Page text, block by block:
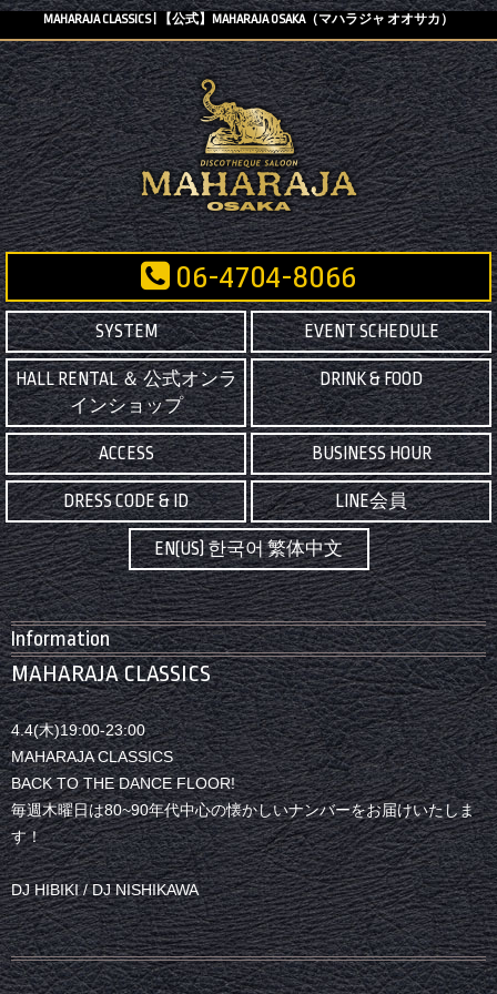
MAHARAJA CLASSICS | 【公式】MAHARAJA OSAKA（マハラジャ オオサカ）
06-4704-8066
SYSTEM EVENT SCHEDULE
HALL RENTAL ＆ 公式オンラ
インショップ
DRINK & FOOD
ACCESS BUSINESS HOUR
DRESS CODE & ID LINE会員
EN(US) 한국어 繁体中文
Information
MAHARAJA CLASSICS
4.4(木)19:00-23:00
MAHARAJA CLASSICS
BACK TO THE DANCE FLOOR!
毎週木曜日は80~90年代中心の懐かしいナンバーをお届けいたしま
す！
DJ HIBIKI / DJ NISHIKAWA